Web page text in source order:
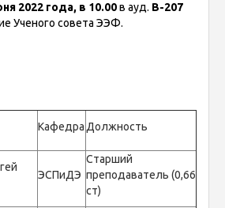
2022 года, в 10.00в ауд. В-207
Ученого совета ЭЭФ.
КафедраДолжность
ЭСПиДЭ
Старший
преподаватель (0,66
ст)